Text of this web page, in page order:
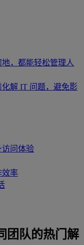
，都能轻松管理人
化解 IT 问题，避免影
访问体验
效率
团队的热门解